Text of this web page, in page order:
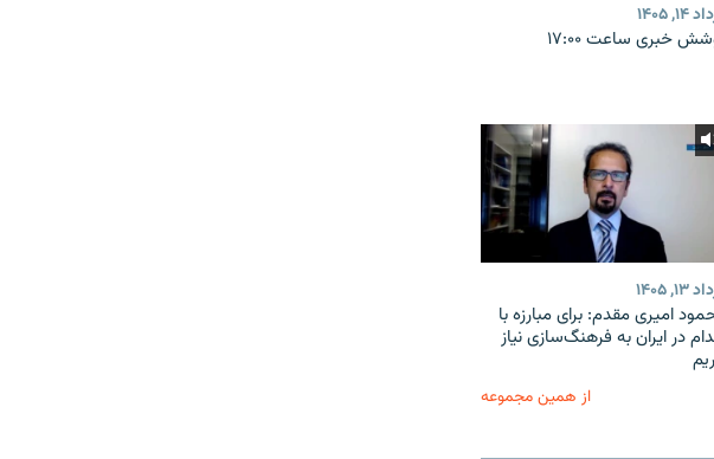
۱۴۰۵
خبری ساعت ۱۷:۰۰
۱۴۰۵
امیری مقدم: برای مبارزه با
در ایران به فرهنگ‌سازی نیاز
از همین مجموعه